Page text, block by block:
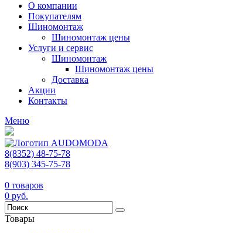
О компании
Покупателям
Шиномонтаж
Шиномонтаж цены
Услуги и сервис
Шиномонтаж
Шиномонтаж цены
Доставка
Акции
Контакты
Меню
8(8352) 48-75-78
8(903) 345-75-78
0 товаров
0 руб.
Товары